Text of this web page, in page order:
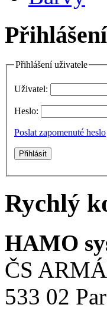
Přihlášení uživatele
Uživatel:
Heslo:
Poslat zapomenuté heslo
Rychlý
HAMO
ČS
533 02